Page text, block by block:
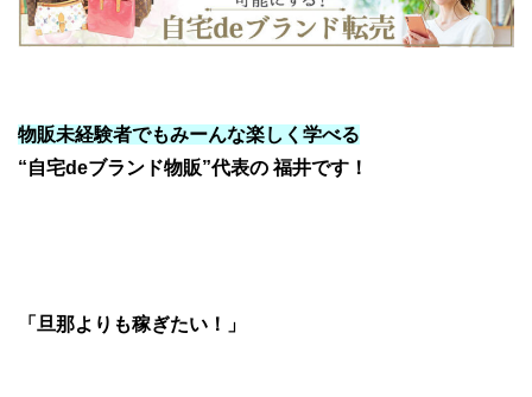
物販未経験者でもみーんな楽しく学べる
“自宅deブランド物販”代表の 福井です！
「旦那よりも稼ぎたい！」